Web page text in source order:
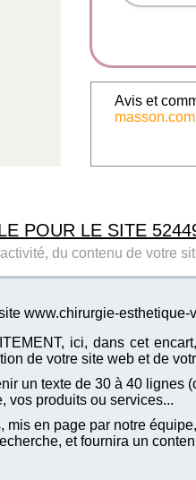
Avis et
masson.com
POUR LE SITE
du contenu de votre
www.chirurgie-esthetique-
ici, dans cet
de votre site web et de
un texte de 30 à 40 lignes
vos produits ou services...
mis en page par notre
et fournira un